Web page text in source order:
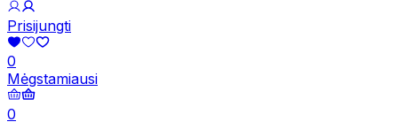
Prisijungti
0
Mėgstamiausi
0